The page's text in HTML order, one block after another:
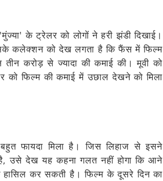
के ट्रेलर को लोगों ने हरी झंडी दिखाई।
कलेक्शन को देख लगता है कि फैंस में फिल्म
करोड़ से ज्यादा की कमाई की। मूवी को
को फिल्म की कमाई में उछाल देखने को मिला
फायदा मिला है। जिस लिहाज से इसने
उसे देख यह कहना गलत नहीं होगा कि आने
हासिल कर सकती है। फिल्म के दूसरे दिन का